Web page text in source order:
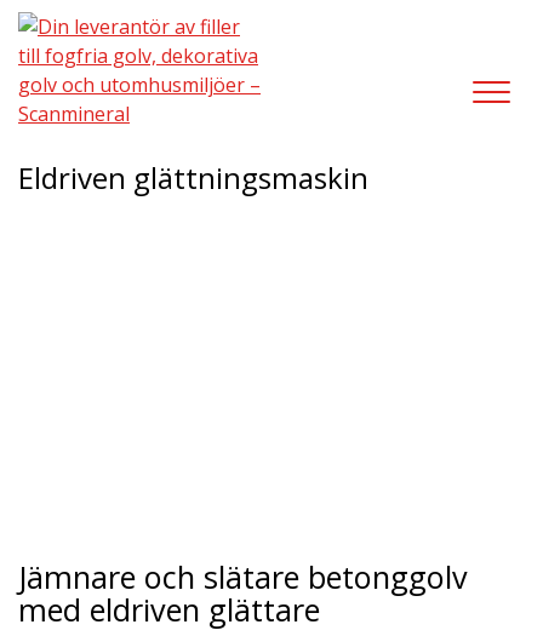
LÄGGUTRUSTNING
Eldriven glättningsmaskin
Jämnare och slätare betonggolv
med eldriven glättare